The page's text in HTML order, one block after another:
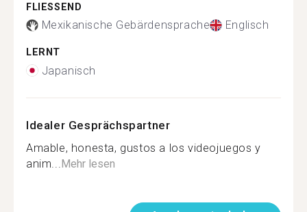
FLIESSEND
Mexikanische Gebärdensprache Englisch
LERNT
Japanisch
Idealer Gesprächspartner
Amable, honesta, gustos a los videojuegos y
anim... Mehr lesen